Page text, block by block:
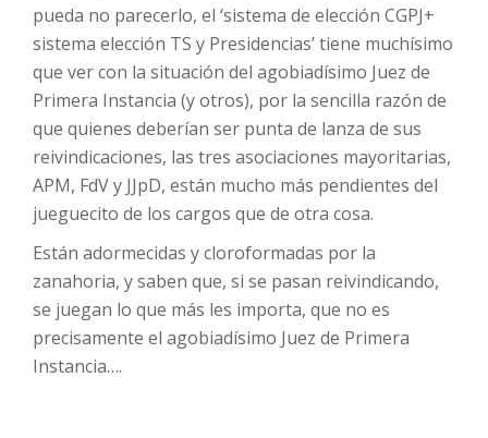
pueda no parecerlo, el ‘sistema de elección CGPJ+
sistema elección TS y Presidencias’ tiene muchísimo
que ver con la situación del agobiadísimo Juez de
Primera Instancia (y otros), por la sencilla razón de
que quienes deberían ser punta de lanza de sus
reivindicaciones, las tres asociaciones mayoritarias,
APM, FdV y JJpD, están mucho más pendientes del
jueguecito de los cargos que de otra cosa.
Están adormecidas y cloroformadas por la
zanahoria, y saben que, si se pasan reivindicando,
se juegan lo que más les importa, que no es
precisamente el agobiadísimo Juez de Primera
Instancia….